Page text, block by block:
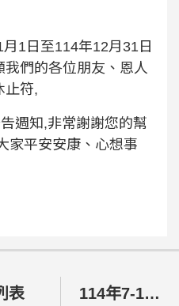
1日至114年12月31日
們的各位朋友、恩人
止符,
週知,非常謝謝您的幫
家平安安康、心想事
表 114年7-12月捐款/捐物明細